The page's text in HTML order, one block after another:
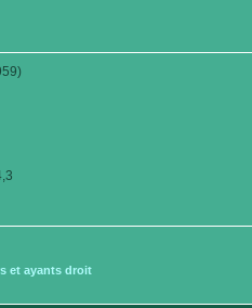
et ayants droit